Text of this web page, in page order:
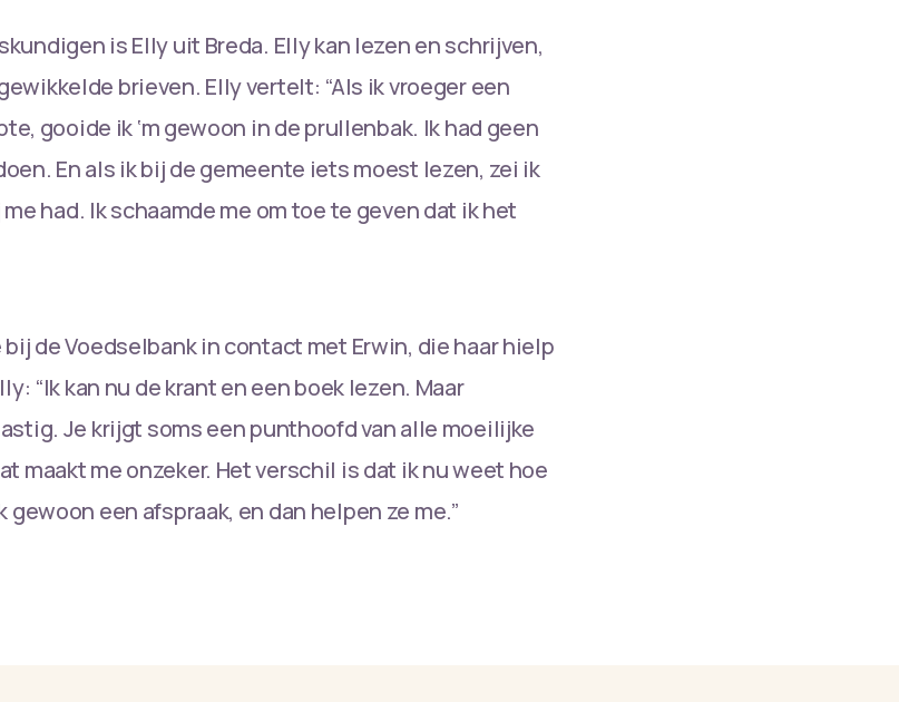
is Elly uit Breda. Elly kan lezen en schrijven,
brieven. Elly vertelt: “Als ik vroeger een
gooide ik ‘m gewoon in de prullenbak. Ik had geen
En als ik bij de gemeente iets moest lezen, zei ik
had. Ik schaamde me om toe te geven dat ik het
bij de Voedselbank in contact met Erwin, die haar hielp
“Ik kan nu de krant en een boek lezen. Maar
Je krijgt soms een punthoofd van alle moeilijke
maakt me onzeker. Het verschil is dat ik nu weet hoe
gewoon een afspraak, en dan helpen ze me.”